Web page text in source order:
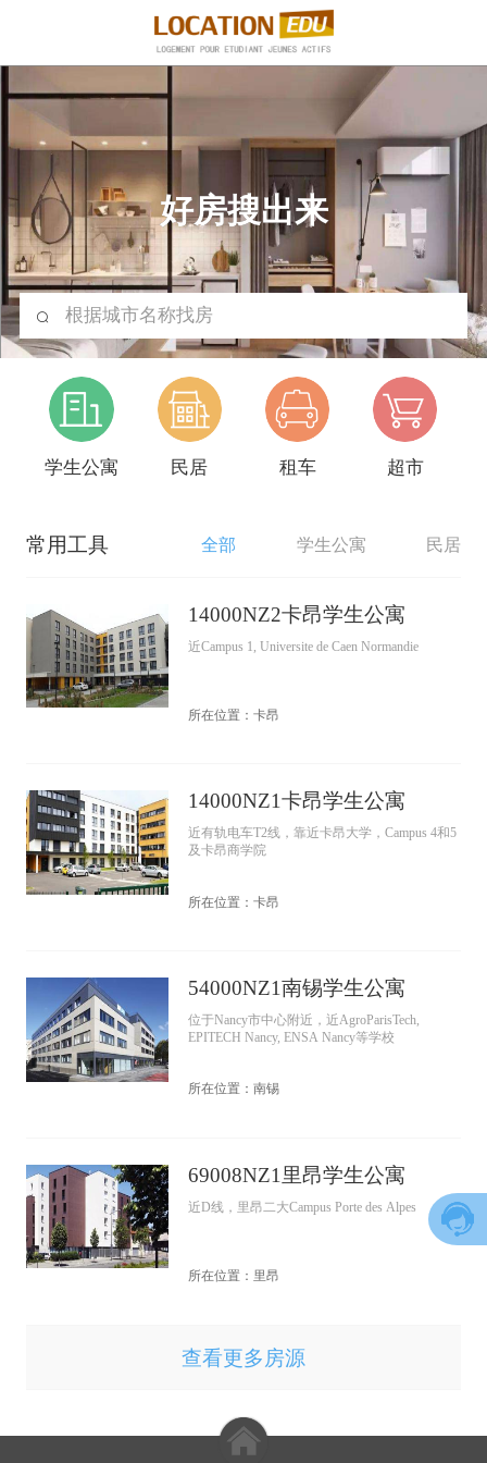
好房搜出来
根据城市名称找房
学生公寓 民居 租车 超市
常用工具 全部 学生公寓 民居
14000NZ2卡昂学生公寓
近Campus 1, Universite de Caen Normandie
所在位置：卡昂
14000NZ1卡昂学生公寓
近有轨电车T2线，靠近卡昂大学，Campus 4和5
及卡昂商学院
所在位置：卡昂
54000NZ1南锡学生公寓
位于Nancy市中心附近，近AgroParisTech,
EPITECH Nancy, ENSA Nancy等学校
所在位置：南锡
69008NZ1里昂学生公寓
近D线，里昂二大Campus Porte des Alpes
所在位置：里昂
查看更多房源